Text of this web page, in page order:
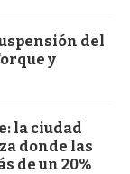
del
y
la ciudad
donde las
de un 20%